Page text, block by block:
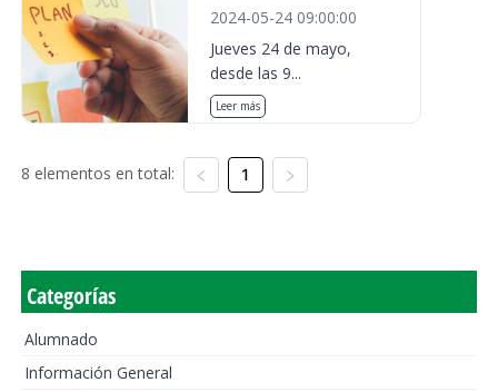
2024-05-24 09:00:00
Jueves 24 de mayo,
desde las 9...
Leer más
8 elementos en total: 1
Categorías
Alumnado
Información General